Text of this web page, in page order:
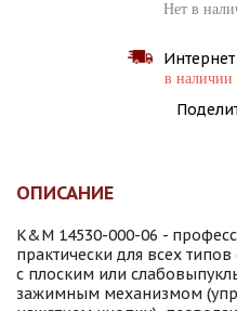
Нет в
в наличии
ОПИСАНИЕ
K&M 14530-000-06 -
практически для всех
с плоским или
зажимным механизмом